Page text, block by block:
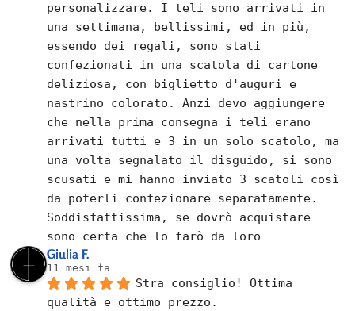
personalizzare. I teli sono arrivati in
una settimana, bellissimi, ed in più,
essendo dei regali, sono stati
confezionati in una scatola di cartone
deliziosa, con biglietto d'auguri e
nastrino colorato. Anzi devo aggiungere
che nella prima consegna i teli erano
arrivati tutti e 3 in un solo scatolo, ma
una volta segnalato il disguido, si sono
scusati e mi hanno inviato 3 scatoli così
da poterli confezionare separatamente.
Soddisfattissima, se dovrò acquistare
sono certa che lo farò da loro
Giulia F.
11 mesi fa
Stra consiglio! Ottima
qualità e ottimo prezzo.